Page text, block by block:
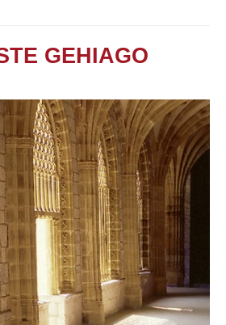
GEHIAGO